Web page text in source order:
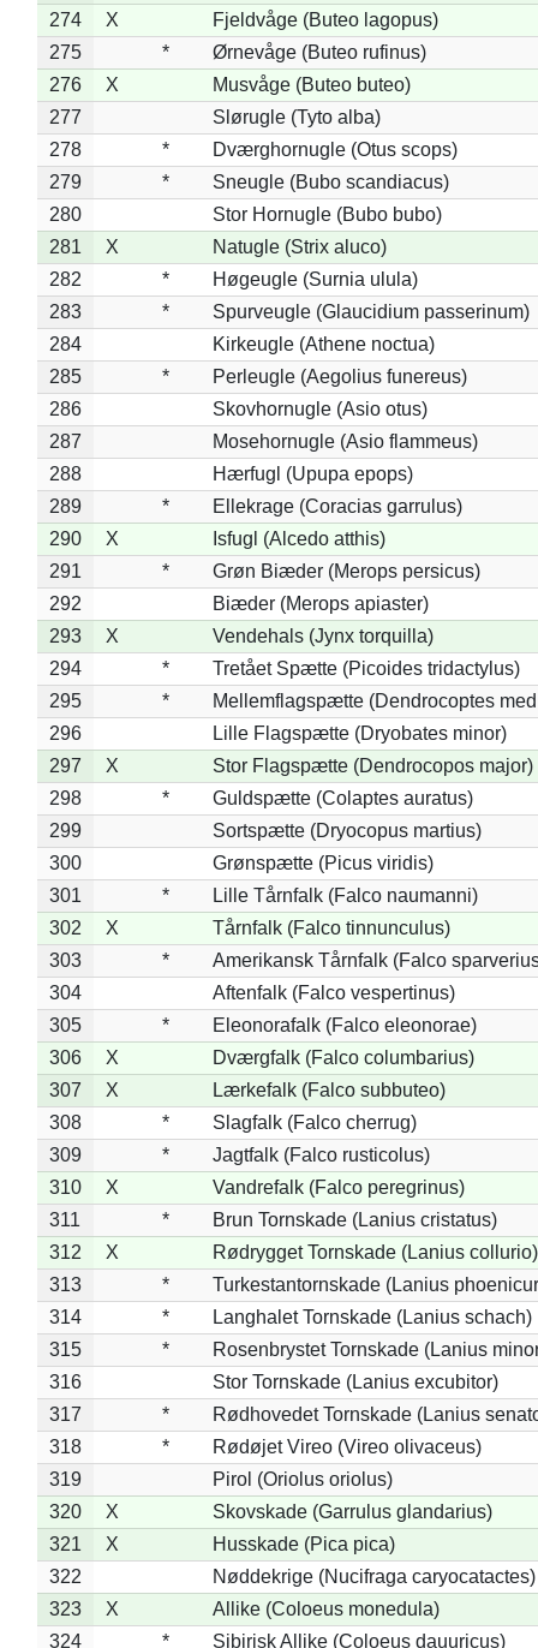
274
X
Fjeldvåge (Buteo lagopus)
275
*
Ørnevåge (Buteo rufinus)
276
X
Musvåge (Buteo buteo)
277
Slørugle (Tyto alba)
278
*
Dværghornugle (Otus scops)
279
*
Sneugle (Bubo scandiacus)
280
Stor Hornugle (Bubo bubo)
281
X
Natugle (Strix aluco)
282
*
Høgeugle (Surnia ulula)
283
*
Spurveugle (Glaucidium passerinum)
284
Kirkeugle (Athene noctua)
285
*
Perleugle (Aegolius funereus)
286
Skovhornugle (Asio otus)
287
Mosehornugle (Asio flammeus)
288
Hærfugl (Upupa epops)
289
*
Ellekrage (Coracias garrulus)
290
X
Isfugl (Alcedo atthis)
291
*
Grøn Biæder (Merops persicus)
292
Biæder (Merops apiaster)
293
X
Vendehals (Jynx torquilla)
294
*
Tretået Spætte (Picoides tridactylus)
295
*
Mellemflagspætte (Dendrocoptes
296
Lille Flagspætte (Dryobates minor)
297
X
Stor Flagspætte (Dendrocopos major)
298
*
Guldspætte (Colaptes auratus)
299
Sortspætte (Dryocopus martius)
300
Grønspætte (Picus viridis)
301
*
Lille Tårnfalk (Falco naumanni)
302
X
Tårnfalk (Falco tinnunculus)
303
*
Amerikansk Tårnfalk (Falco
304
Aftenfalk (Falco vespertinus)
305
*
Eleonorafalk (Falco eleonorae)
306
X
Dværgfalk (Falco columbarius)
307
X
Lærkefalk (Falco subbuteo)
308
*
Slagfalk (Falco cherrug)
309
*
Jagtfalk (Falco rusticolus)
310
X
Vandrefalk (Falco peregrinus)
311
*
Brun Tornskade (Lanius cristatus)
312
X
Rødrygget Tornskade (Lanius collurio)
313
*
Turkestantornskade (Lanius
314
*
Langhalet Tornskade (Lanius schach)
315
*
Rosenbrystet Tornskade (Lanius
316
Stor Tornskade (Lanius excubitor)
317
*
Rødhovedet Tornskade (Lanius
318
*
Rødøjet Vireo (Vireo olivaceus)
319
Pirol (Oriolus oriolus)
320
X
Skovskade (Garrulus glandarius)
321
X
Husskade (Pica pica)
322
Nøddekrige (Nucifraga caryocatactes)
323
X
Allike (Coloeus monedula)
324
*
Sibirisk Allike (Coloeus dauuricus)